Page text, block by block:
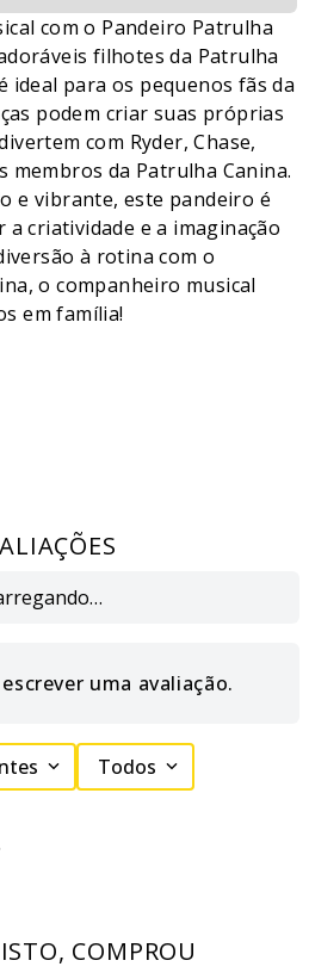
com o Pandeiro Patrulha
filhotes da Patrulha
ideal para os pequenos fãs da
podem criar suas próprias
com Ryder, Chase,
membros da Patrulha Canina.
e vibrante, este pandeiro é
criatividade e a imaginação
à rotina com o
o companheiro musical
em família!
uma avaliação.
Todos
COMPROU